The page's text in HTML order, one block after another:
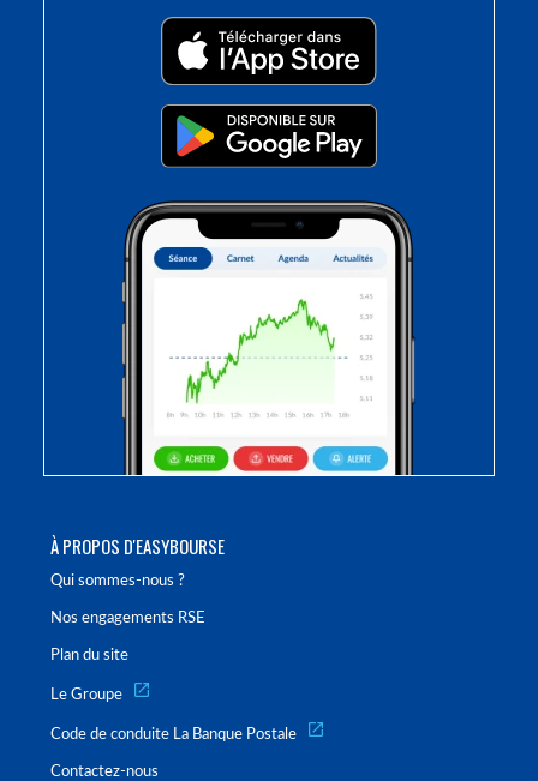
À PROPOS D'EASYBOURSE
Qui sommes-nous ?
Nos engagements RSE
Plan du site
Le Groupe
Code de conduite La Banque Postale
Contactez-nous